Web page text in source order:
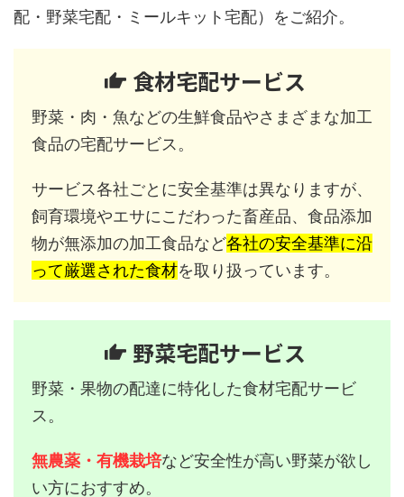
配・野菜宅配・ミールキット宅配）をご紹介。
食材宅配サービス
野菜・肉・魚などの生鮮食品やさまざまな加工
食品の宅配サービス。
サービス各社ごとに安全基準は異なりますが、
飼育環境やエサにこだわった畜産品、食品添加
物が無添加の加工食品など各社の安全基準に沿
って厳選された食材を取り扱っています。
野菜宅配サービス
野菜・果物の配達に特化した食材宅配サービ
ス。
無農薬・有機栽培など安全性が高い野菜が欲し
い方におすすめ。